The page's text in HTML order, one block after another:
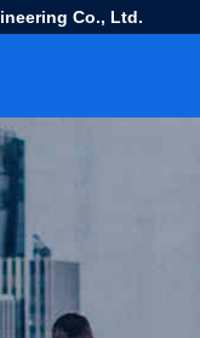
Co., Ltd.